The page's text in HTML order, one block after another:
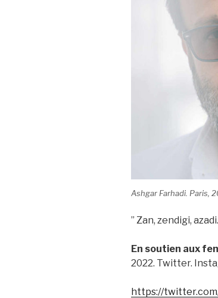
Ashgar Farhadi. Paris,
” Zan, zendigi,
En soutien aux
2022. Twitter.
https://